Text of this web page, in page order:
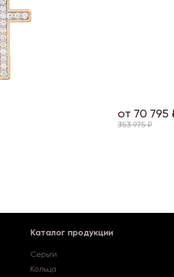
от 70 795
353 975 ₽
Каталог продукции
Серьги
Кольца